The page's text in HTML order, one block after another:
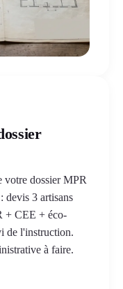
dossier MPR
devis 3 artisans
+ CEE + éco-
de l'instruction.
à faire.